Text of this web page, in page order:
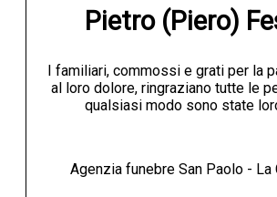
Pietro (Piero)
I familiari, commossi e grati per la
al loro dolore, ringraziano tutte le
qualsiasi modo sono state
Agenzia funebre San Paolo - La